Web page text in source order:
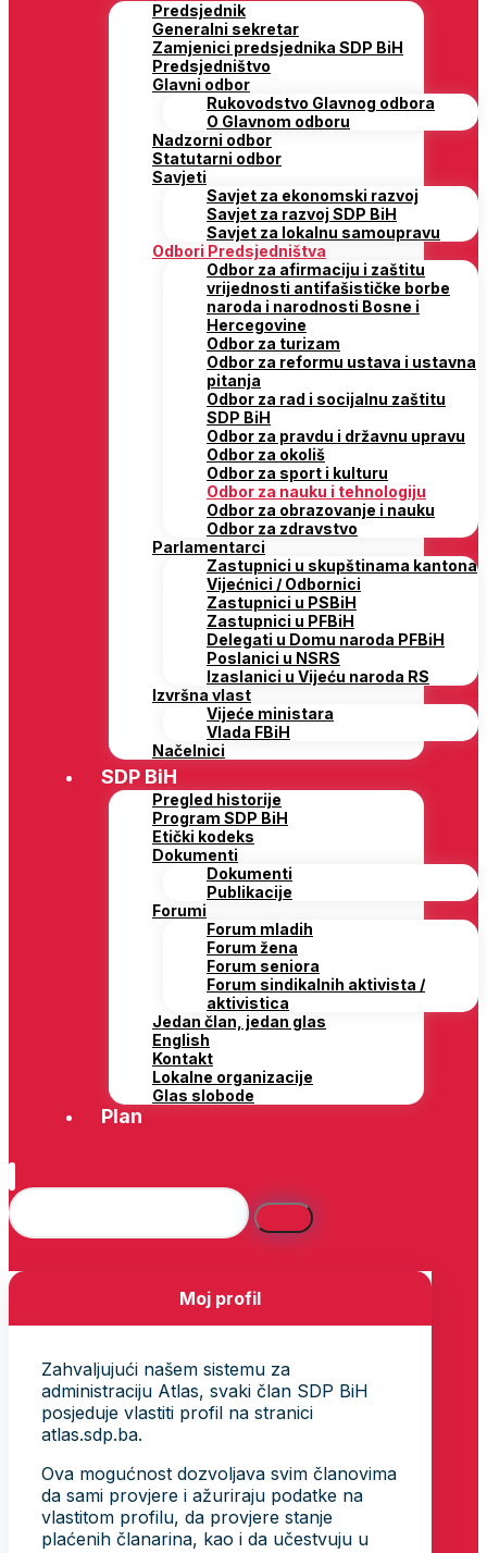
Predsjednik
Generalni sekretar
Zamjenici predsjednika SDP BiH
Predsjedništvo
Glavni odbor
Rukovodstvo Glavnog odbora
O Glavnom odboru
Nadzorni odbor
Statutarni odbor
Savjeti
Savjet za ekonomski razvoj
Savjet za razvoj SDP BiH
Savjet za lokalnu samoupravu
Odbori Predsjedništva
Odbor za afirmaciju i zaštitu
vrijednosti antifašističke borbe
naroda i narodnosti Bosne i
Hercegovine
Odbor za turizam
Odbor za reformu ustava i ustavna
pitanja
Odbor za rad i socijalnu zaštitu
SDP BiH
Odbor za pravdu i državnu upravu
Odbor za okoliš
Odbor za sport i kulturu
Odbor za nauku i tehnologiju
Odbor za obrazovanje i nauku
Odbor za zdravstvo
Parlamentarci
Zastupnici u skupštinama kantona
Vijećnici / Odbornici
Zastupnici u PSBiH
Zastupnici u PFBiH
Delegati u Domu naroda PFBiH
Poslanici u NSRS
Izaslanici u Vijeću naroda RS
Izvršna vlast
Vijeće ministara
Vlada FBiH
Načelnici
SDP BiH
Pregled historije
Program SDP BiH
Etički kodeks
Dokumenti
Dokumenti
Publikacije
Forumi
Forum mladih
Forum žena
Forum seniora
Forum sindikalnih aktivista /
aktivistica
Jedan član, jedan glas
English
Kontakt
Lokalne organizacije
Glas slobode
Plan
Moj profil
Zahvaljujući našem sistemu za
administraciju Atlas, svaki član SDP BiH
posjeduje vlastiti profil na stranici
atlas.sdp.ba.
Ova mogućnost dozvoljava svim članovima
da sami provjere i ažuriraju podatke na
vlastitom profilu, da provjere stanje
plaćenih članarina, kao i da učestvuju u